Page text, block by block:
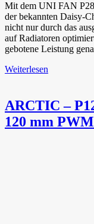
Mit dem UNI FAN P28
der bekannten Daisy-
nicht nur durch das
auf Radiatoren
gebotene Leistung
Weiterlesen
ARCTIC –
120 mm